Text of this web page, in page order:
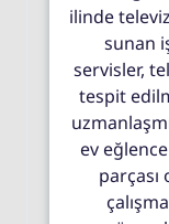
ilinde
sunan
servisler,
tespit
ev